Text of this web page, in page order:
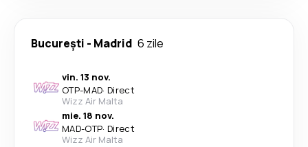
București - Madrid 6 zile
vin. 13 nov.
OTP-MAD· Direct
Wizz Air Malta
mie. 18 nov.
MAD-OTP· Direct
Wizz Air Malta